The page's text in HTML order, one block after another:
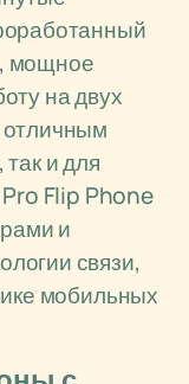
мощное
на двух
отличным
и для
Pro Flip Phone
и
связи,
мобильных